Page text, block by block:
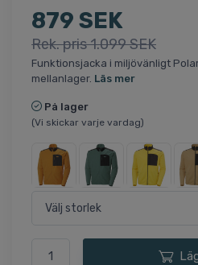
879 SEK
Rek. pris 1.099 SEK
Funktionsjacka i miljövänligt
mellanlager. Läs mer
På lager
(Vi skickar varje vardag)